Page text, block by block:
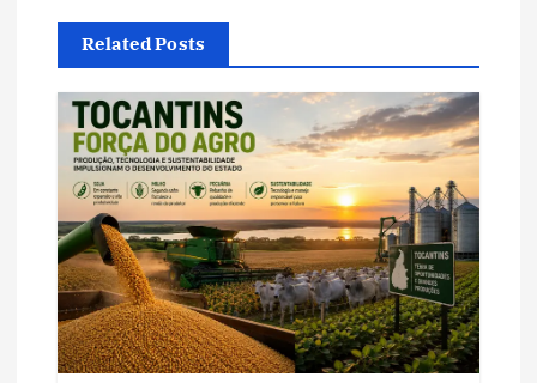
o
d
e
P
o
s
Related Posts